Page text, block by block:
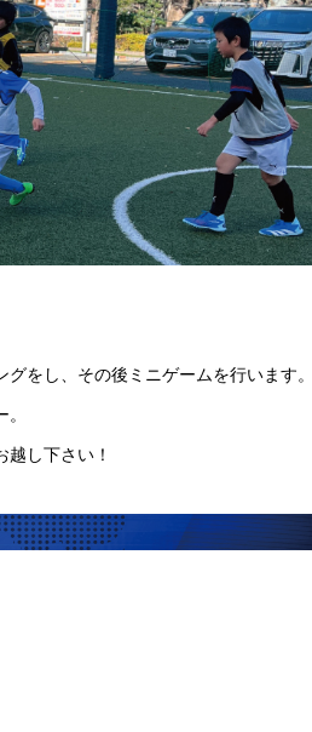
をし、その後ミニゲームを行います。
し下さい！